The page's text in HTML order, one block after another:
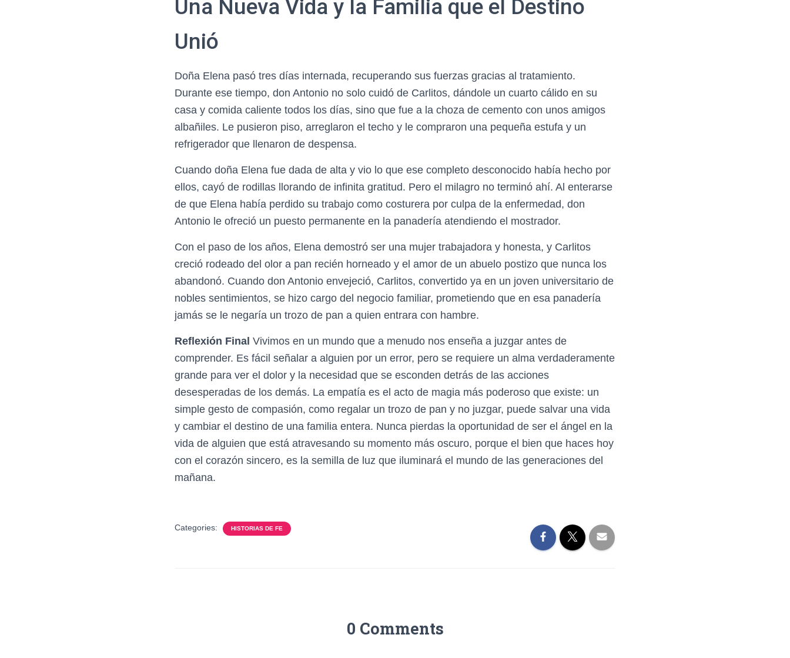
Una Nueva Vida y la Familia que el Destino
Unió
Doña Elena pasó tres días internada, recuperando sus fuerzas gracias al tratamiento.
Durante ese tiempo, don Antonio no solo cuidó de Carlitos, dándole un cuarto cálido en su
casa y comida caliente todos los días, sino que fue a la choza de cemento con unos amigos
albañiles. Le pusieron piso, arreglaron el techo y le compraron una pequeña estufa y un
refrigerador que llenaron de despensa.
Cuando doña Elena fue dada de alta y vio lo que ese completo desconocido había hecho por
ellos, cayó de rodillas llorando de infinita gratitud. Pero el milagro no terminó ahí. Al enterarse
de que Elena había perdido su trabajo como costurera por culpa de la enfermedad, don
Antonio le ofreció un puesto permanente en la panadería atendiendo el mostrador.
Con el paso de los años, Elena demostró ser una mujer trabajadora y honesta, y Carlitos
creció rodeado del olor a pan recién horneado y el amor de un abuelo postizo que nunca los
abandonó. Cuando don Antonio envejeció, Carlitos, convertido ya en un joven universitario de
nobles sentimientos, se hizo cargo del negocio familiar, prometiendo que en esa panadería
jamás se le negaría un trozo de pan a quien entrara con hambre.
Reflexión Final Vivimos en un mundo que a menudo nos enseña a juzgar antes de
comprender. Es fácil señalar a alguien por un error, pero se requiere un alma verdaderamente
grande para ver el dolor y la necesidad que se esconden detrás de las acciones
desesperadas de los demás. La empatía es el acto de magia más poderoso que existe: un
simple gesto de compasión, como regalar un trozo de pan y no juzgar, puede salvar una vida
y cambiar el destino de una familia entera. Nunca pierdas la oportunidad de ser el ángel en la
vida de alguien que está atravesando su momento más oscuro, porque el bien que haces hoy
con el corazón sincero, es la semilla de luz que iluminará el mundo de las generaciones del
mañana.
Categories: HISTORIAS DE FE
0 Comments